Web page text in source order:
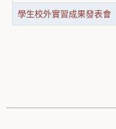
學生校外實習成果發表會